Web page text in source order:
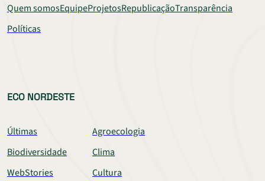
Quem somosEquipeProjetosRepublicaçãoTransparência
Políticas
ECO NORDESTE
Últimas
Agroecologia
Biodiversidade
Clima
WebStories
Cultura